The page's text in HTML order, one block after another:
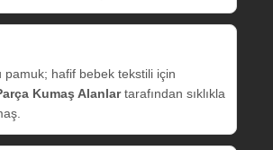
pamuk; hafif bebek tekstili için
Kumaş Alanlartarafından sıklıkla